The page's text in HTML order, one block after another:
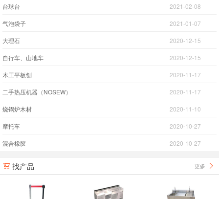
台球台 2021-02-08
气泡袋子 2021-01-07
大理石 2020-12-15
自行车、山地车 2020-12-15
木工平板刨 2020-11-17
二手热压机器（NOSEW） 2020-11-17
烧锅炉木材 2020-11-10
摩托车 2020-10-27
混合橡胶 2020-10-27
 找产品 更多 